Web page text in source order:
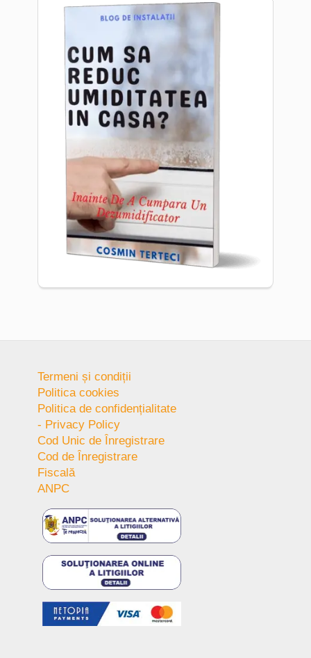
Termeni și condiții
Politica cookies
Politica de confidențialitate
- Privacy Policy
Cod Unic de Înregistrare
Cod de Înregistrare
Fiscală
ANPC